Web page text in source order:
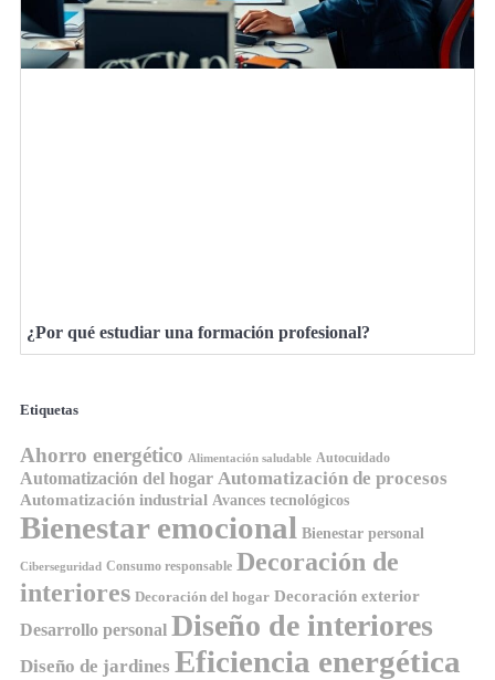
¿Por qué estudiar una formación profesional?
Etiquetas
Ahorro energético Alimentación saludable Autocuidado
Automatización del hogar Automatización de procesos
Automatización industrial Avances tecnológicos
Bienestar emocional Bienestar personal
Ciberseguridad Consumo responsable Decoración de
interiores Decoración del hogar Decoración exterior
Desarrollo personal Diseño de interiores
Diseño de jardines Eficiencia energética